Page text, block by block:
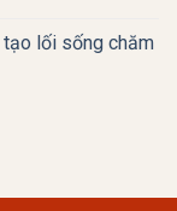
lối sống chăm